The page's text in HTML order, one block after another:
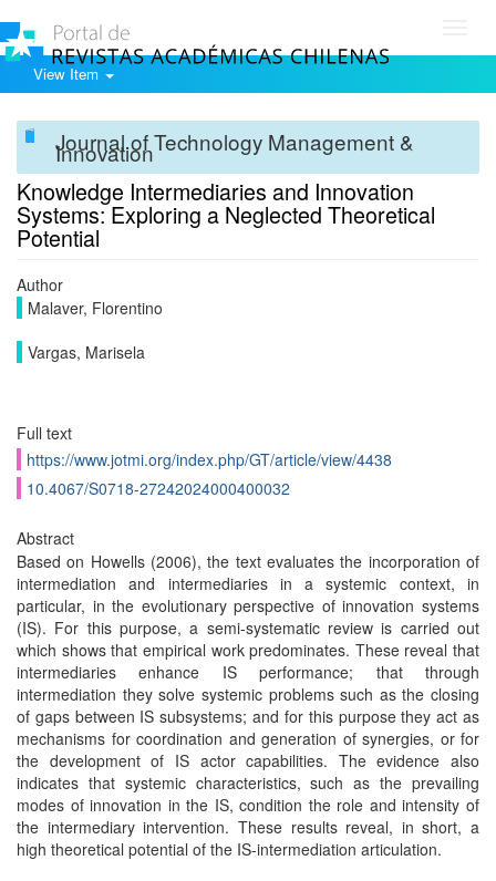
View Item
Journal of Technology Management &
Innovation
Knowledge Intermediaries and Innovation
Systems: Exploring a Neglected Theoretical
Potential
Author
Malaver, Florentino
Vargas, Marisela
Full text
https://www.jotmi.org/index.php/GT/article/view/4438
10.4067/S0718-27242024000400032
Abstract
Based on Howells (2006), the text evaluates the incorporation of
intermediation and intermediaries in a systemic context, in
particular, in the evolutionary perspective of innovation systems
(IS). For this purpose, a semi-systematic review is carried out
which shows that empirical work predominates. These reveal that
intermediaries enhance IS performance; that through
intermediation they solve systemic problems such as the closing
of gaps between IS subsystems; and for this purpose they act as
mechanisms for coordination and generation of synergies, or for
the development of IS actor capabilities. The evidence also
indicates that systemic characteristics, such as the prevailing
modes of innovation in the IS, condition the role and intensity of
the intermediary intervention. These results reveal, in short, a
high theoretical potential of the IS-intermediation articulation.